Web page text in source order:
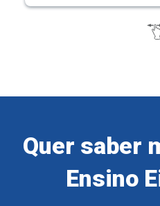
Quer saber
Ensino